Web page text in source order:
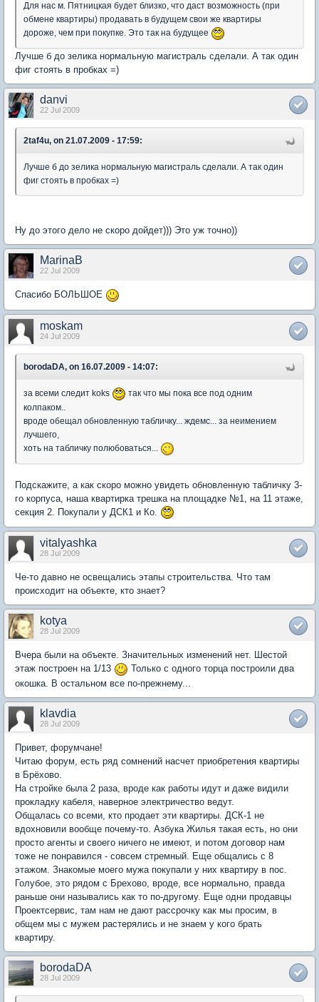
Для нас м. Пятницкая будет близко, что даст возможность (при
обмене квартиры) продавать в будущем свои же квартиры
дороже, чем при покупке. Это так на будущее
Лучше б до зелика нормальную магистраль сделали. А так один
фиг стоять в пробках =)
danvi
22 Jul 2009
2taf4u, on 21.07.2009 - 17:59:
Лучше б до зелика нормальную магистраль сделали. А так один
фиг стоять в пробках =)
Ну до этого дело не скоро дойдет))) Это уж точно))
MarinaB
22 Jul 2009
Спасибо БОЛЬШОЕ
moskam
24 Jul 2009
borodaDA, on 16.07.2009 - 14:07:
за всеми следит koks
так что мы пока все под одним
колпаком..
вроде обещал обновленную табличку... ждемс... за неимением
лучшего,
хоть на табличку полюбоваться...
Подскажите, а как скоро можно увидеть обновленную табличку 3-
го корпуса, наша квартирка трешка на площадке №1, на 11 этаже,
секция 2. Покупали у ДСК1 и Ко.
vitalyashka
28 Jul 2009
Че-то давно не освещались этапы строительства. Что там
происходит на объекте, кто знает?
kotya
28 Jul 2009
Вчера были на объекте. Значительных изменений нет. Шестой
этаж построен на 1/13
Только с одного торца построили два
окошка. В остальном все по-прежнему...
klavdia
28 Jul 2009
Привет, форумчане!
Читаю форум, есть ряд сомнений насчет приобретения квартиры
в Брёхово.
На стройке была 2 раза, вроде как работы идут и даже видили
прокладку кабеля, наверное электричество ведут.
Общалась со всеми, кто продает эти квартиры. ДСК-1 не
вдохновили вообще почему-то. Азбука Жилья такая есть, но они
просто агенты и своего ничего не имеют, и потом договор нам
тоже не понравился - совсем стремный. Еще общались с 8
этажом. Знакомые моего мужа покупали у них квартиру в пос.
Голубое, это рядом с Брехово, вроде, все нормально, правда
раньше они назывались как то по-другому. Еще одни продавцы
Проектсервис, там нам не дают рассрочку как мы просим, в
общем мы с мужем растерялись и не знаем у кого брать
квартиру.
borodaDA
28 Jul 2009